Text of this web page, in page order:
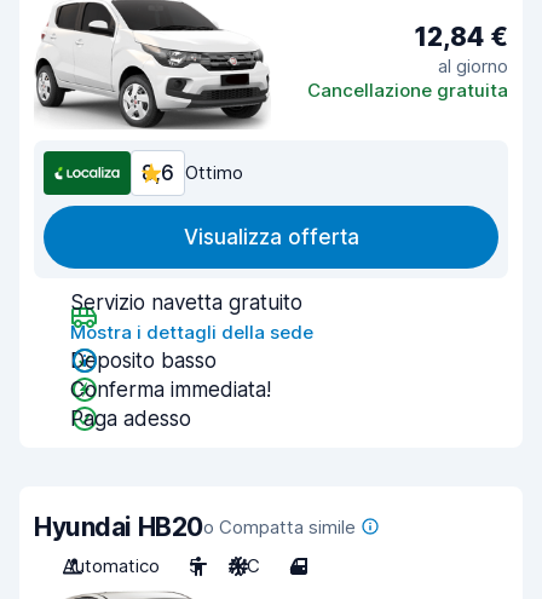
12,84 €
al giorno
Cancellazione gratuita
8,6 Ottimo
Visualizza offerta
Servizio navetta gratuito
Mostra i dettagli della sede
Deposito basso
Conferma immediata!
Paga adesso
Hyundai HB20o Compatta simile
Automatico
5 A/C 4